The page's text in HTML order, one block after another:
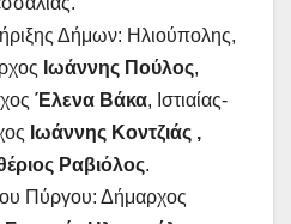
Δήμων: Ηλιούπολης,
Ιωάννης Πούλος,
Έλενα Βάκα, Ιστιαίας-
Ιωάννης Κοντζιάς ,
Ραβιόλος.
Πύργου: Δήμαρχος